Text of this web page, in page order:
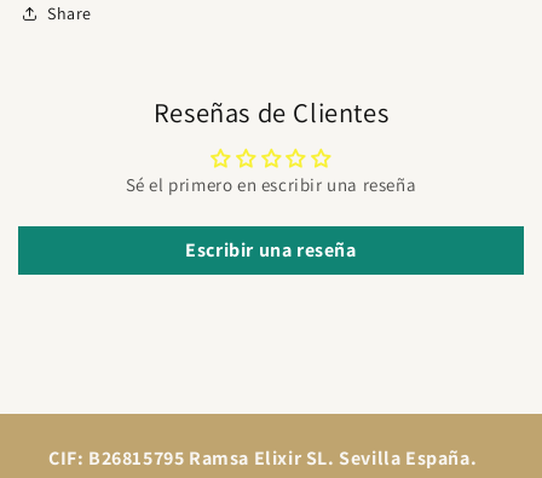
Share
Reseñas de Clientes
Sé el primero en escribir una reseña
Escribir una reseña
CIF: B26815795 Ramsa Elixir SL. Sevilla España.